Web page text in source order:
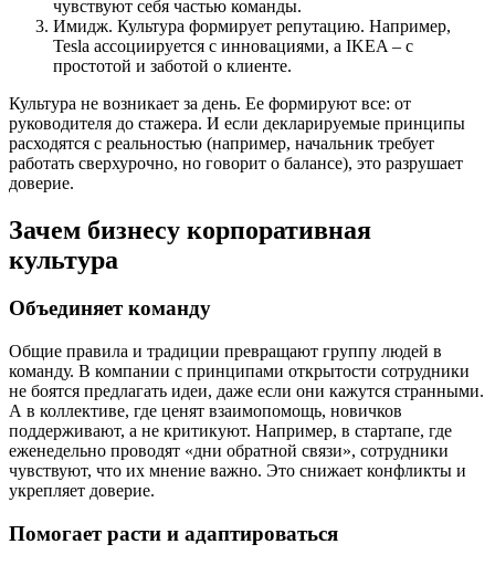
чувствуют себя частью команды.
Имидж. Культура формирует репутацию. Например,
Tesla ассоциируется с инновациями, а IKEA – с
простотой и заботой о клиенте.
Культура не возникает за день. Ее формируют все: от
руководителя до стажера. И если декларируемые принципы
расходятся с реальностью (например, начальник требует
работать сверхурочно, но говорит о балансе), это разрушает
доверие.
Зачем бизнесу корпоративная
культура
Объединяет команду
Общие правила и традиции превращают группу людей в
команду. В компании с принципами открытости сотрудники
не боятся предлагать идеи, даже если они кажутся странными.
А в коллективе, где ценят взаимопомощь, новичков
поддерживают, а не критикуют. Например, в стартапе, где
еженедельно проводят «дни обратной связи», сотрудники
чувствуют, что их мнение важно. Это снижает конфликты и
укрепляет доверие.
Помогает расти и адаптироваться